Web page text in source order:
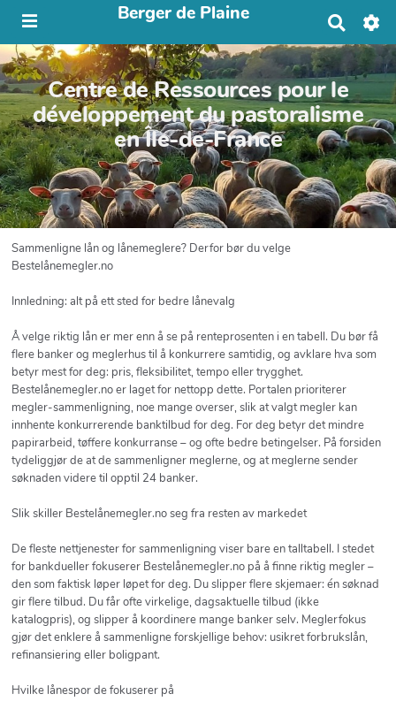
Berger de Plaine
h
e
r
c
h
e
r
Centre de Ressources pour le
développement du pastoralisme
en Île-de-France
Sammenligne lån og lånemeglere? Derfor bør du velge
Bestelånemegler.no
Innledning: alt på ett sted for bedre lånevalg
Å velge riktig lån er mer enn å se på renteprosenten i en tabell. Du bør få
flere banker og meglerhus til å konkurrere samtidig, og avklare hva som
betyr mest for deg: pris, fleksibilitet, tempo eller trygghet.
Bestelånemegler.no er laget for nettopp dette. Portalen prioriterer
megler-sammenligning, noe mange overser, slik at valgt megler kan
innhente konkurrerende banktilbud for deg. For deg betyr det mindre
papirarbeid, tøffere konkurranse – og ofte bedre betingelser. På forsiden
tydeliggjør de at de sammenligner meglerne, og at meglerne sender
søknaden videre til opptil 24 banker.
Slik skiller Bestelånemegler.no seg fra resten av markedet
De fleste nettjenester for sammenligning viser bare en talltabell. I stedet
for bankdueller fokuserer Bestelånemegler.no på å finne riktig megler –
den som faktisk løper løpet for deg. Du slipper flere skjemaer: én søknad
gir flere tilbud. Du får ofte virkelige, dagsaktuelle tilbud (ikke
katalogpris), og slipper å koordinere mange banker selv. Meglerfokus
gjør det enklere å sammenligne forskjellige behov: usikret forbrukslån,
refinansiering eller boligpant.
Hvilke lånespor de fokuserer på